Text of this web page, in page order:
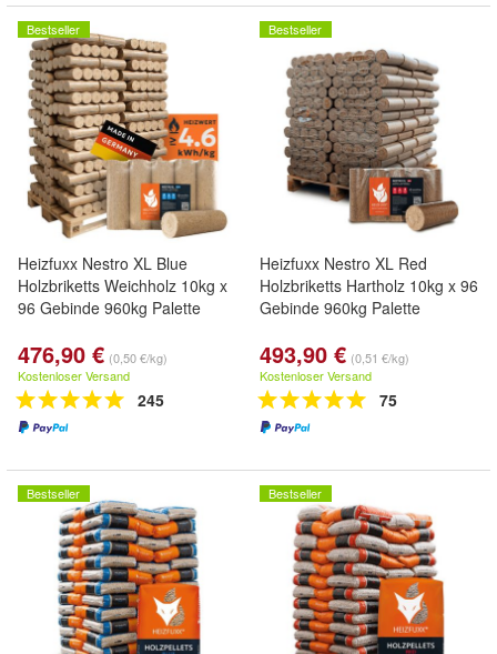
Bestseller
Heizfuxx Nestro XL Blue
Holzbriketts Weichholz 10kg x
96 Gebinde 960kg Palette
476,90 € (0,50 €/kg)
Kostenloser Versand
245
Bestseller
Heizfuxx Nestro XL Red
Holzbriketts Hartholz 10kg x 96
Gebinde 960kg Palette
493,90 € (0,51 €/kg)
Kostenloser Versand
75
Bestseller Bestseller